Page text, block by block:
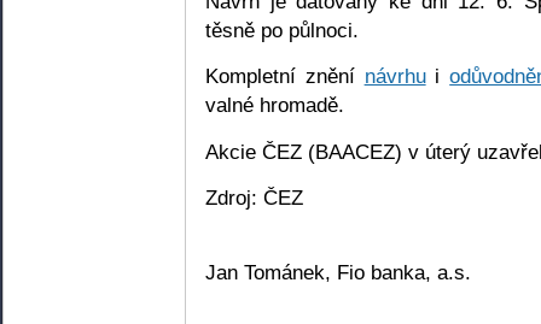
těsně po půlnoci.
Kompletní znění návrhui
valné hromadě.
Akcie ČEZ (BAACEZ) v úterý
Zdroj: ČEZ
Jan Tománek, Fio banka, a.s.